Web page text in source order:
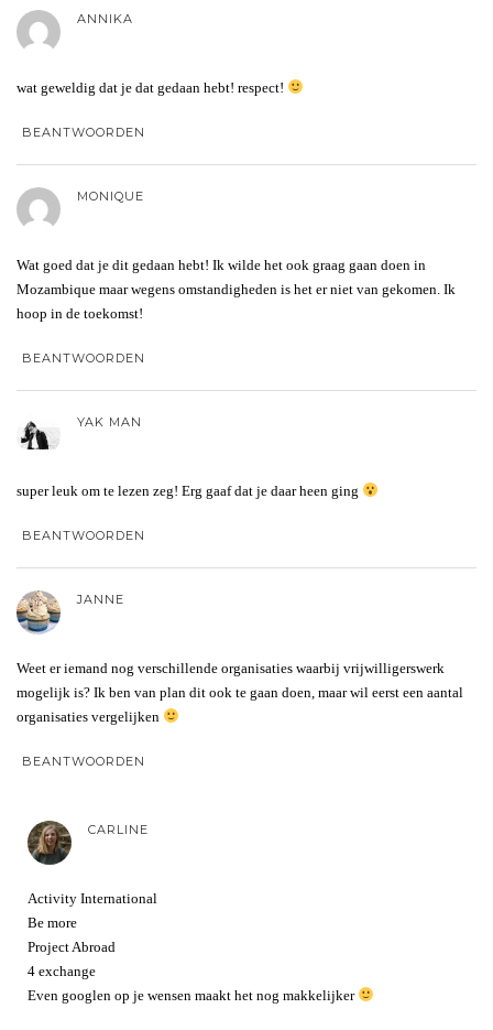
ANNIKA
wat geweldig dat je dat gedaan hebt! respect!
BEANTWOORDEN
MONIQUE
Wat goed dat je dit gedaan hebt! Ik wilde het ook graag gaan doen in
Mozambique maar wegens omstandigheden is het er niet van gekomen. Ik
hoop in de toekomst!
BEANTWOORDEN
YAK MAN
super leuk om te lezen zeg! Erg gaaf dat je daar heen ging
BEANTWOORDEN
JANNE
Weet er iemand nog verschillende organisaties waarbij vrijwilligerswerk
mogelijk is? Ik ben van plan dit ook te gaan doen, maar wil eerst een aantal
organisaties vergelijken
BEANTWOORDEN
CARLINE
Activity International
Be more
Project Abroad
4 exchange
Even googlen op je wensen maakt het nog makkelijker